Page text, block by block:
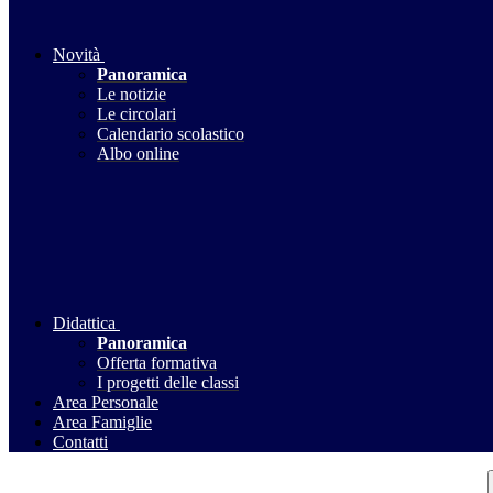
Novità
Panoramica
Le notizie
Le circolari
Calendario scolastico
Albo online
Didattica
Panoramica
Offerta formativa
I progetti delle classi
Area Personale
Area Famiglie
Contatti